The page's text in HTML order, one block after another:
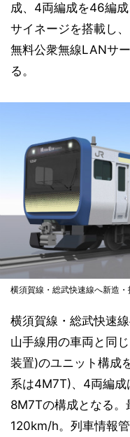
成、4両編成を46編
サイネージを搭載し
無料公衆無線LANサ
る。
横須賀線・総武快速線へ新造
横須賀線・総武快速
山手線用の車両と同
装置)のユニット構成
系は4M7T)、4両編成
8M7Tの構成となる。
120km/h。列車情報